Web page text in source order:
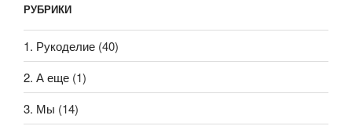
РУБРИКИ
1. Рукоделие (40)
2. А еще (1)
3. Мы (14)